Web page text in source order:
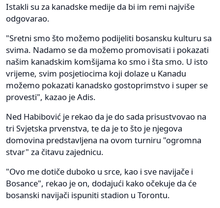
Istakli su za kanadske medije da bi im remi najviše
odgovarao.
"Sretni smo što možemo podijeliti bosansku kulturu sa
svima. Nadamo se da možemo promovisati i pokazati
našim kanadskim komšijama ko smo i šta smo. U isto
vrijeme, svim posjetiocima koji dolaze u Kanadu
možemo pokazati kanadsko gostoprimstvo i super se
provesti", kazao je Adis.
Ned Habibović je rekao da je do sada prisustvovao na
tri Svjetska prvenstva, te da je to što je njegova
domovina predstavljena na ovom turniru "ogromna
stvar" za čitavu zajednicu.
"Ovo me dotiče duboko u srce, kao i sve navijače i
Bosance", rekao je on, dodajući kako očekuje da će
bosanski navijači ispuniti stadion u Torontu.